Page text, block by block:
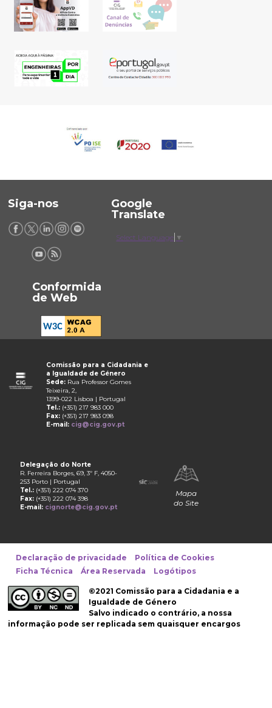
Siga-nos
Google
Translate
Select Language ▼
Conformida
de Web
Comissão para a Cidadania e
a Igualdade de Género
Sede: Rua Professor Gomes
Teixeira, 2,
1399-022 Lisboa | Portugal
Tel.: (+351) 217 983 000
Fax: (+351) 217 983 098
E-mail: cig@cig.gov.pt
Delegação do Norte
R. Ferreira Borges, 69, 3º F, 4050-
253 Porto | Portugal
Tel.: (+351) 222 074 370
Fax: (+351) 222 074 398
E-mail: cignorte@cig.gov.pt
Mapa
do Site
Declaração de privacidade
Política de Cookies
Ficha Técnica
Área Reservada Logótipos
©2021 Comissão para a Cidadania e a
Igualdade de Género
Salvo indicado o contrário, a nossa
informação pode ser replicada sem quaisquer encargos